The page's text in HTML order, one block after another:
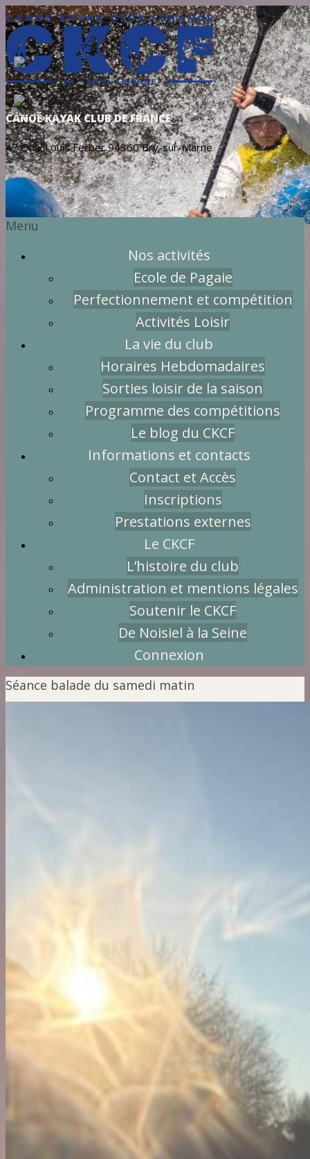
CANOË KAYAK CLUB DE FRANCE
47 Quai Louis Ferber 94360 Bry-sur-Marne
Menu
Nos activités
Ecole de Pagaie
Perfectionnement et compétition
Activités Loisir
La vie du club
Horaires Hebdomadaires
Sorties loisir de la saison
Programme des compétitions
Le blog du CKCF
Informations et contacts
Contact et Accès
Inscriptions
Prestations externes
Le CKCF
L’histoire du club
Administration et mentions légales
Soutenir le CKCF
De Noisiel à la Seine
Connexion
Séance balade du samedi matin